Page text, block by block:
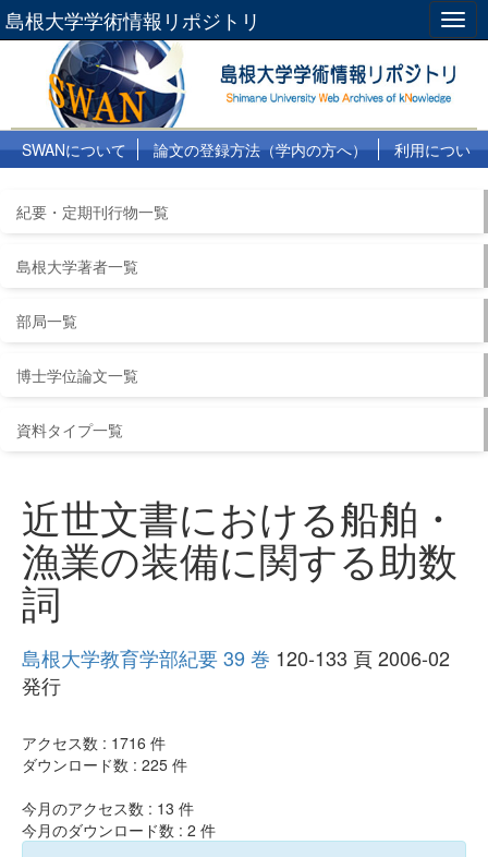
島根大学学術情報リポジトリ
SWANについて 論文の登録方法（学内の方へ）
利用につい
紀要・定期刊行物一覧
島根大学著者一覧
部局一覧
博士学位論文一覧
資料タイプ一覧
近世文書における船舶・
漁業の装備に関する助数
詞
島根大学教育学部紀要 39 巻 120-133 頁 2006-02
発行
アクセス数 : 1716 件
ダウンロード数 : 225 件
今月のアクセス数 : 13 件
今月のダウンロード数 : 2 件